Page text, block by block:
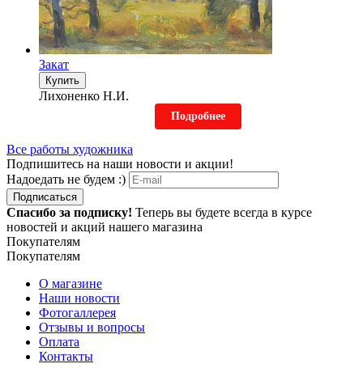
Закат
Купить
Лихоненко Н.И.
Подробнее
Все работы художника
Подпишитесь на наши новости и акции!
Надоедать не будем :)
Подписаться
Спасибо за подписку! Теперь вы будете всегда в курсе
новостей и акций нашего магазина
Покупателям
Покупателям
О магазине
Наши новости
Фотогаллерея
Отзывы и вопросы
Оплата
Контакты